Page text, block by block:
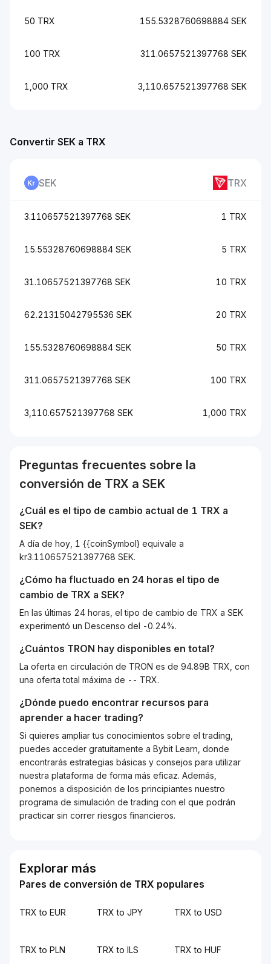
50 TRX 155.5328760698884 SEK
100 TRX 311.0657521397768 SEK
1,000 TRX 3,110.657521397768 SEK
Convertir SEK a TRX
SEK TRX
3.110657521397768 SEK 1 TRX
15.55328760698884 SEK 5 TRX
31.10657521397768 SEK 10 TRX
62.21315042795536 SEK 20 TRX
155.5328760698884 SEK 50 TRX
311.0657521397768 SEK 100 TRX
3,110.657521397768 SEK 1,000 TRX
Preguntas frecuentes sobre la
conversión de TRX a SEK
¿Cuál es el tipo de cambio actual de 1 TRX a
SEK?
A día de hoy, 1 {{coinSymbol} equivale a
kr3.110657521397768 SEK.
¿Cómo ha fluctuado en 24 horas el tipo de
cambio de TRX a SEK?
En las últimas 24 horas, el tipo de cambio de TRX a SEK
experimentó un Descenso del -0.24%.
¿Cuántos TRON hay disponibles en total?
La oferta en circulación de TRON es de 94.89B TRX, con
una oferta total máxima de -- TRX.
¿Dónde puedo encontrar recursos para
aprender a hacer trading?
Si quieres ampliar tus conocimientos sobre el trading,
puedes acceder gratuitamente a Bybit Learn, donde
encontrarás estrategias básicas y consejos para utilizar
nuestra plataforma de forma más eficaz. Además,
ponemos a disposición de los principiantes nuestro
programa de simulación de trading con el que podrán
practicar sin correr riesgos financieros.
Explorar más
Pares de conversión de TRX populares
TRX to EUR TRX to JPY TRX to USD
TRX to PLN TRX to ILS TRX to HUF